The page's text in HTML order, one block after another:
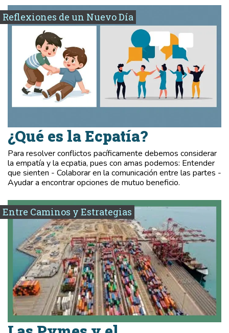
Reflexiones de un Nuevo Día
¿Qué es la Ecpatía?
Para resolver conflictos pacíficamente debemos considerar
la empatía y la ecpatia, pues con amas podemos: Entender
que sienten - Colaborar en la comunicación entre las partes -
Ayudar a encontrar opciones de mutuo beneficio.
Entre Caminos y Estrategias